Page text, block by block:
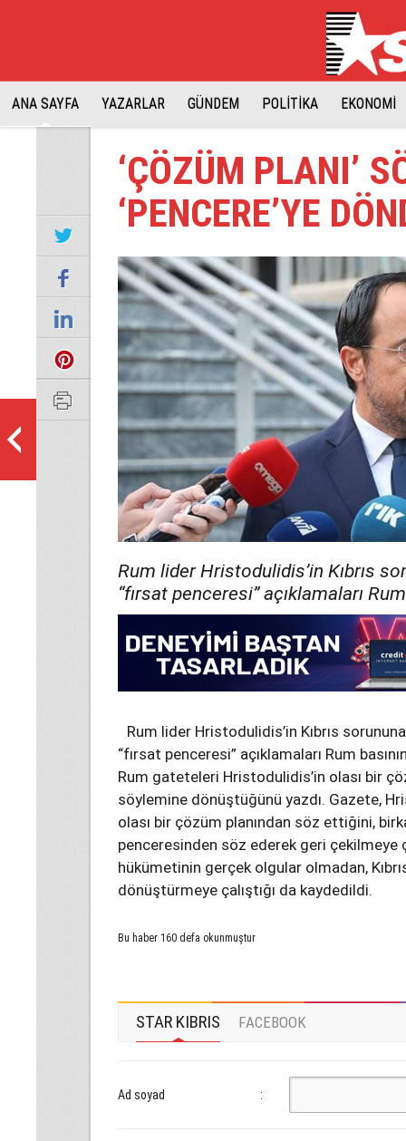
ANA SAYFA YAZARLAR GÜNDEM POLİTİKA EKONOMİ
‘ÇÖZÜM PLANI’
‘PENCERE’YE
Rum lider Hristodulidis’in Kıbrıs
“fırsat penceresi” açıklamaları
Rum lider Hristodulidis’in Kıbrıs
“fırsat penceresi” açıklamaları Rum
Rum gateteleri Hristodulidis’in olası bir
söylemine dönüştüğünü yazdı. Gazete,
olası bir çözüm planından söz ettiğini,
penceresinden söz ederek geri çekilmeye
hükümetinin gerçek olgular olmadan,
dönüştürmeye çalıştığı da kaydedildi.
Bu haber 160 defa okunmuştur
STAR KIBRIS FACEBOOK
Ad soyad :